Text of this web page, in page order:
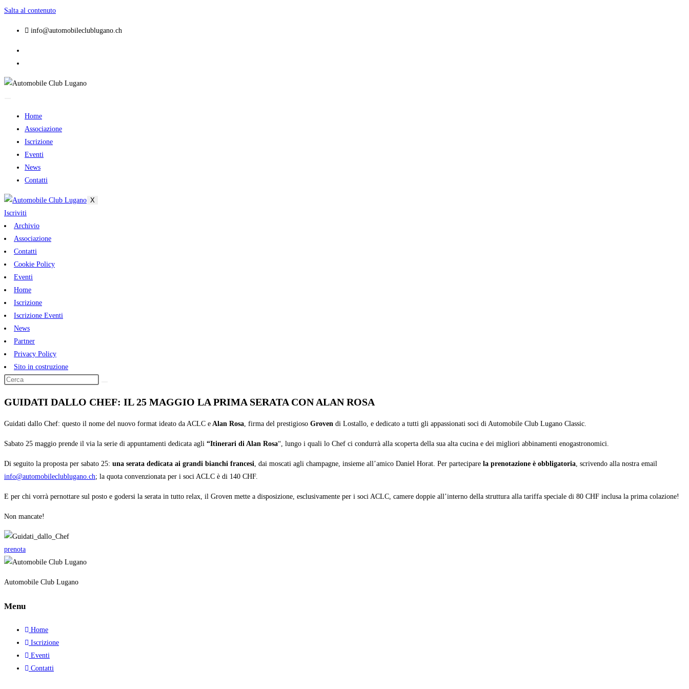
Salta al contenuto
info@automobileclublugano.ch
Home
Associazione
Iscrizione
Eventi
News
Contatti
X
Iscriviti
Archivio
Associazione
Contatti
Cookie Policy
Eventi
Home
Iscrizione
Iscrizione Eventi
News
Partner
Privacy Policy
Sito in costruzione
GUIDATI DALLO CHEF: IL 25 MAGGIO LA PRIMA SERATA CON ALAN ROSA
Guidati dallo Chef: questo il nome del nuovo format ideato da ACLC e Alan Rosa, firma del prestigioso Groven di Lostallo, e dedicato a tutti gli appassionati soci di Automobile Club Lugano Classic.
Sabato 25 maggio prende il via la serie di appuntamenti dedicata agli “Itinerari di Alan Rosa“, lungo i quali lo Chef ci condurrà alla scoperta della sua alta cucina e dei migliori abbinamenti enogastronomici.
Di seguito la proposta per sabato 25: una serata dedicata ai grandi bianchi francesi, dai moscati agli champagne, insieme all’amico Daniel Horat. Per partecipare la prenotazione è obbligatoria, scrivendo alla nostra email
info@automobileclublugano.ch; la quota convenzionata per i soci ACLC è di 140 CHF.
E per chi vorrà pernottare sul posto e godersi la serata in tutto relax, il Groven mette a disposizione, esclusivamente per i soci ACLC, camere doppie all’interno della struttura alla tariffa speciale di 80 CHF inclusa la prima colazione!
Non mancate!
prenota
Automobile Club Lugano
Menu
Home
Iscrizione
Eventi
Contatti